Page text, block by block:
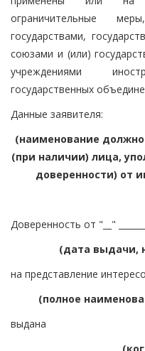
ограничительные
государствами,
союзами и (или)
учреждениями
государственных
Данные заявителя:
(наименование
(при наличии) лица,
доверенности) от
Доверенность от "__"
(дата выдачи,
на представление
(полное
выдана